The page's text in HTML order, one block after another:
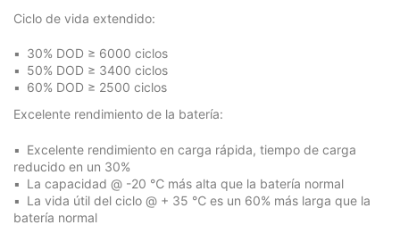
Ciclo de vida extendido:
30% DOD ≥ 6000 ciclos
50% DOD ≥ 3400 ciclos
60% DOD ≥ 2500 ciclos
Excelente rendimiento de la batería:
Excelente rendimiento en carga rápida, tiempo de carga
reducido en un 30%
La capacidad @ -20 ℃ más alta que la batería normal
La vida útil del ciclo @ + 35 ℃ es un 60% más larga que la
batería normal